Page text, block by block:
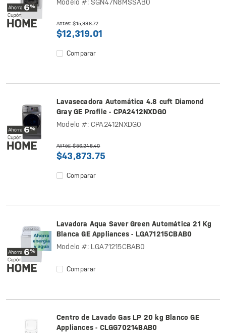
Modelo #: SGN47N8MSSAB0
Antes: $15,998.72
$12,319.01
Comparar
Lavasecadora Automática 4.8 cuft Diamond
Gray GE Profile - CPA2412NXDG0
Modelo #: CPA2412NXDG0
Antes: $56,248.40
$43,873.75
Comparar
Lavadora Aqua Saver Green Automática 21 Kg
Blanca GE Appliances - LGA71215CBAB0
Modelo #: LGA71215CBAB0
Comparar
Centro de Lavado Gas LP 20 kg Blanco GE
Appliances - CLGG70214BAB0